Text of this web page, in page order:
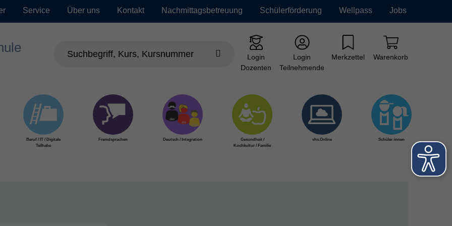
Service Über uns Kontakt Nachmittagsbetreuung Schülerförderung Wellpass Jobs
Login
Dozenten
Login
Teilnehmende
Merkzettel Warenkorb
Beruf / IT / Digitale
Teilhabe
Fremdsprachen Deutsch / Integration
Gesundheit /
Kochkultur / Familie
vhs.Online Schüler:innen